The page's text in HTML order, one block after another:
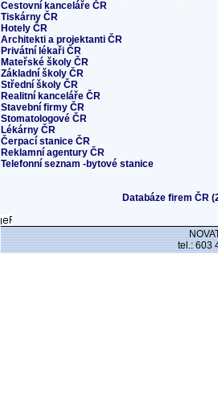
Cestovní kanceláře ČR
Tiskárny ČR
Hotely ČR
Architekti a projektanti ČR
Privátní lékaři ČR
Mateřské školy ČR
Základní školy ČR
Střední školy ČR
Realitní kanceláře ČR
Stavební firmy ČR
Stomatologové ČR
Lékárny ČR
Čerpací stanice ČR
Reklamní agentury ČR
Telefonní seznam -bytové stanice
Databáze firem ČR
tel.: 603